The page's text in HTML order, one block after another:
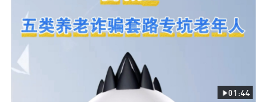
01:44